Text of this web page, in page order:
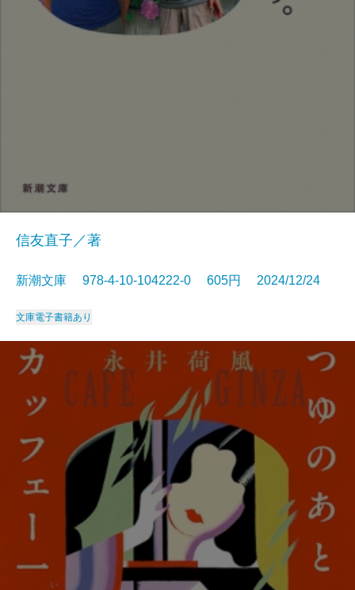
信友直子／著
新潮文庫 978-4-10-104222-0 605円 2024/12/24
文庫電子書籍あり